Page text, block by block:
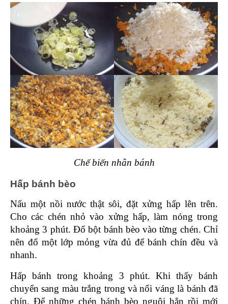
Chế biến nhân bánh
Hấp bánh bèo
Nấu một nồi nước thật sôi, đặt xửng hấp lên trên.
Cho các chén nhỏ vào xửng hấp, làm nóng trong
khoảng 3 phút. Đổ bột bánh bèo vào từng chén. Chỉ
nên đổ một lớp mỏng vừa đủ để bánh chín đều và
nhanh.
Hấp bánh trong khoảng 3 phút. Khi thấy bánh
chuyển sang màu trắng trong và nổi váng là bánh đã
chín. Để những chén bánh bèo nguội hẳn rồi mới